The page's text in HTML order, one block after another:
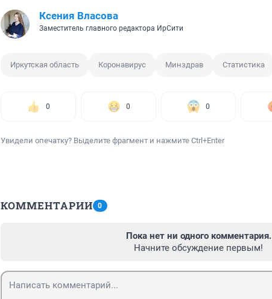
Ксения Власова
Заместитель главного редактора ИрСити
Иркутская область Коронавирус Минздрав Статистика
0 0 0
Увидели опечатку? Выделите фрагмент и нажмите Ctrl+Enter
КОММЕНТАРИИ 0
Пока нет ни одного комментария.
Начните обсуждение первым!